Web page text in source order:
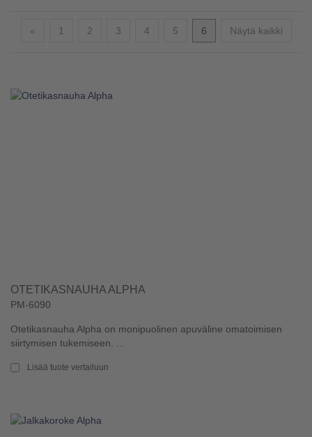
«Edellinen
1 2 3 4 5 6 Näytä kaikki
OTETIKASNAUHA ALPHA
PM-6090
Otetikasnauha Alpha on monipuolinen apuväline omatoimisen
siirtymisen tukemiseen. ...
Lisää tuote vertailuun